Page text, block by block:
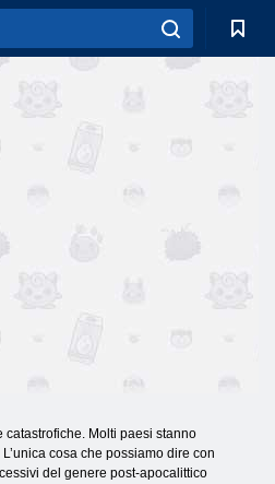
catastrofiche. Molti paesi stanno
cosa che possiamo dire con
del genere post-apocalittico